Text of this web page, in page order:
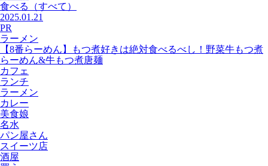
食べる
（すべて）
2025.01.21
PR
ラーメン
【8番らーめん】もつ煮好きは絶対食べるべし！野菜牛もつ煮
らーめん&牛もつ煮唐麺
カフェ
ランチ
ラーメン
カレー
美食娘
名水
パン屋さん
スイーツ店
酒屋